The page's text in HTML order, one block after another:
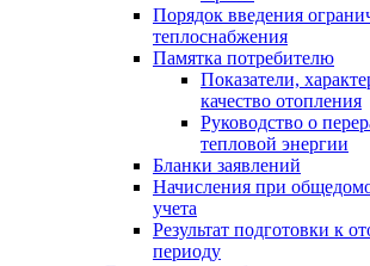
Порядок введения
теплоснабжения
Памятка потребителю
Показатели,
качество отопления
Руководство о
тепловой энергии
Бланки заявлений
Начисления при
учета
Результат подготовки к
периоду